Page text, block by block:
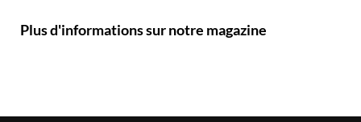
Plus d'informations sur notre magazine